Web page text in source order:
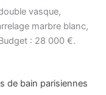
vasque,
marbre blanc,
: 28 000 €.
de bain parisiennes